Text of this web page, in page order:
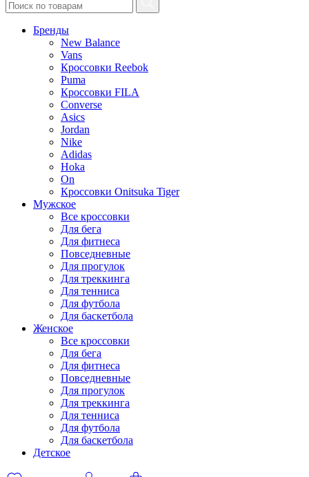
Бренды
New Balance
Vans
Кроссовки Reebok
Puma
Кроссовки FILA
Converse
Asics
Jordan
Nike
Adidas
Hoka
On
Кроссовки Onitsuka Tiger
Мужское
Все кроссовки
Для бега
Для фитнеса
Повседневные
Для прогулок
Для треккинга
Для тенниса
Для футбола
Для баскетбола
Женское
Все кроссовки
Для бега
Для фитнеса
Повседневные
Для прогулок
Для треккинга
Для тенниса
Для футбола
Для баскетбола
Детское